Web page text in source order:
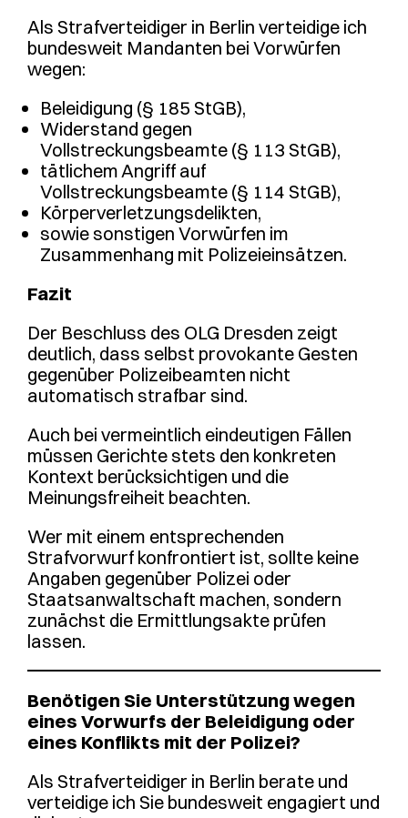
Als Strafverteidiger in Berlin verteidige ich
bundesweit Mandanten bei Vorwürfen
wegen:
Beleidigung (§ 185 StGB),
Widerstand gegen
Vollstreckungsbeamte (§ 113 StGB),
tätlichem Angriff auf
Vollstreckungsbeamte (§ 114 StGB),
Körperverletzungsdelikten,
sowie sonstigen Vorwürfen im
Zusammenhang mit Polizeieinsätzen.
Fazit
Der Beschluss des OLG Dresden zeigt
deutlich, dass selbst provokante Gesten
gegenüber Polizeibeamten nicht
automatisch strafbar sind.
Auch bei vermeintlich eindeutigen Fällen
müssen Gerichte stets den konkreten
Kontext berücksichtigen und die
Meinungsfreiheit beachten.
Wer mit einem entsprechenden
Strafvorwurf konfrontiert ist, sollte keine
Angaben gegenüber Polizei oder
Staatsanwaltschaft machen, sondern
zunächst die Ermittlungsakte prüfen
lassen.
Benötigen Sie Unterstützung wegen
eines Vorwurfs der Beleidigung oder
eines Konflikts mit der Polizei?
Als Strafverteidiger in Berlin berate und
verteidige ich Sie bundesweit engagiert und